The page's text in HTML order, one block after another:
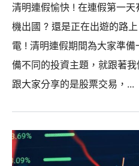
清明連假愉快 ! 在連假第一
機出國 ? 還是正在出遊的路
電 ! 清明連假期間為大家準
備不同的投資主題，就跟著
跟大家分享的是股票交易，...